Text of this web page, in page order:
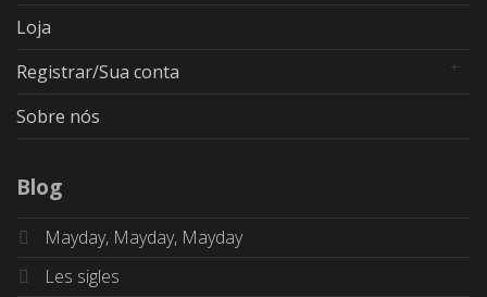
Loja
Registrar/Sua conta
Sobre nós
Blog
Mayday, Mayday, Mayday
Les sigles